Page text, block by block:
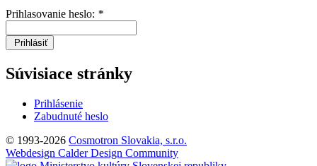
Prihlasovanie heslo: *
Prihlásiť
Súvisiace stránky
Prihlásenie
Zabudnuté heslo
© 1993-2026 Cosmotron Slovakia, s.r.o.
Webdesign Calder Design Community